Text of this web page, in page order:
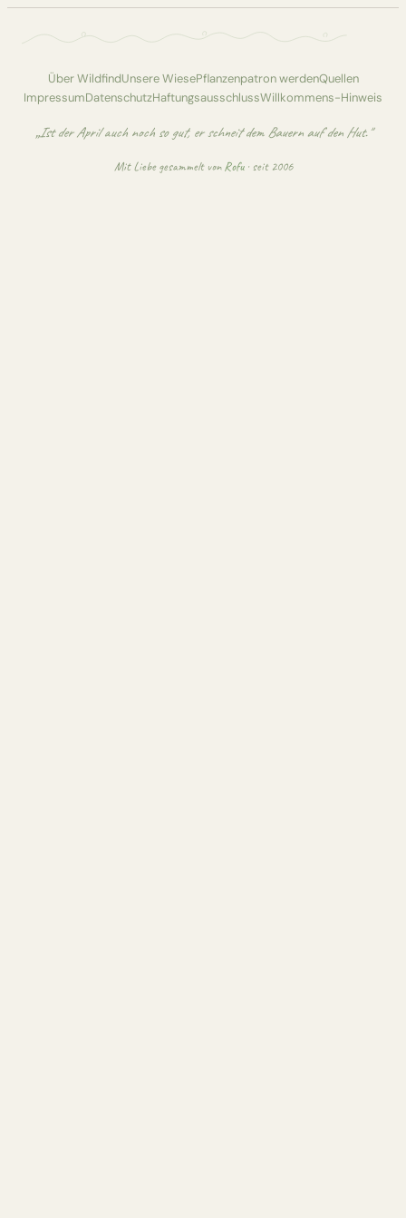
Über WildfindUnsere WiesePflanzenpatron werdenQuellen
ImpressumDatenschutzHaftungsausschlussWillkommens-Hinweis
„Ist der April auch noch so gut, er schneit dem Bauern auf den Hut."
Mit Liebe gesammelt vonRofu· seit 2006